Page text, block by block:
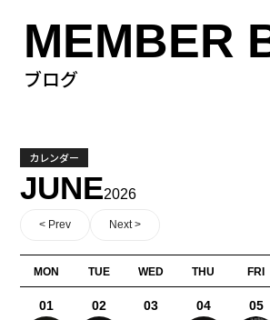
MEMBER
ブログ
カレンダー
JUNE2026
< Prev Next >
MON TUE WED THU FRI
01 02 03 04 05